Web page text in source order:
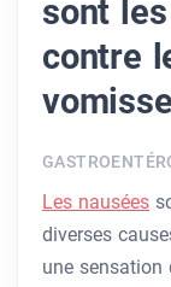
sont
contre
Les nausées
diverses
une sensation